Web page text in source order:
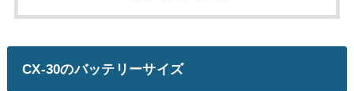
CX-30のバッテリーサイズ